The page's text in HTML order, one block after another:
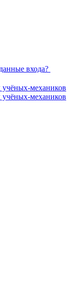
входа?